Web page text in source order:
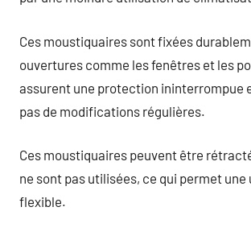
Ces moustiquaires sont fixées
ouvertures comme les fenêtres et les
assurent une protection ininterrompue
pas de modifications régulières.
Ces moustiquaires peuvent être
ne sont pas utilisées, ce qui permet
flexible.